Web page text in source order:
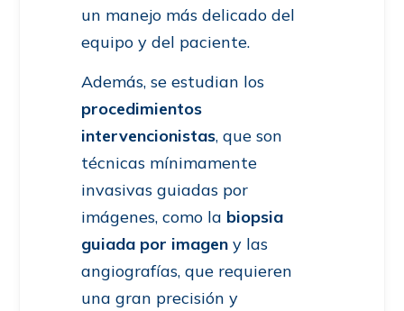
un manejo más delicado del
equipo y del paciente.
Además, se estudian los
procedimientos
intervencionistas, que son
técnicas mínimamente
invasivas guiadas por
imágenes, como la biopsia
guiada por imagen y las
angiografías, que requieren
una gran precisión y